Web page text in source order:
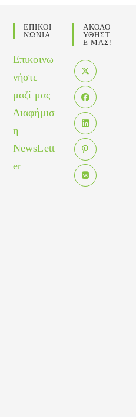
ΕΠΙΚΟΙ
ΝΩΝΙΑ
Επικοινω
νήστε
μαζί μας
Διαφήμισ
η
NewsLett
er
ΑΚΟΛΟ
ΥΘΗΣΤ
Ε ΜΑΣ!
Opens
in
a
new
tab
Opens
in
a
new
tab
Opens
in
a
new
Opens
in